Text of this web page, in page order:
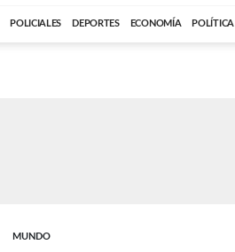
POLICIALES DEPORTES ECONOMÍA POLÍTICA
MUNDO